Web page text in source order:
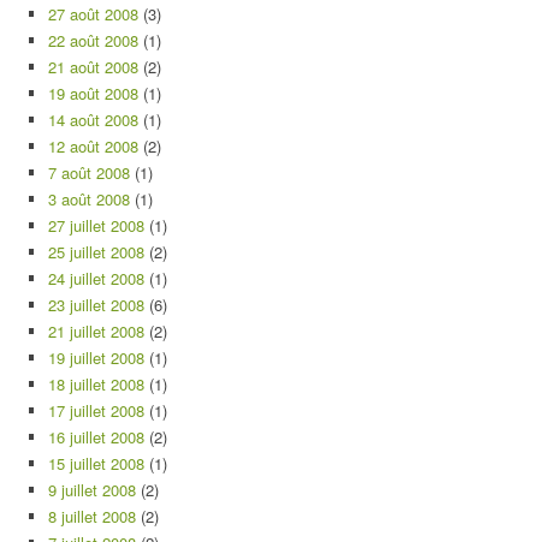
27 août 2008 (3)
22 août 2008 (1)
21 août 2008 (2)
19 août 2008 (1)
14 août 2008 (1)
12 août 2008 (2)
7 août 2008 (1)
3 août 2008 (1)
27 juillet 2008 (1)
25 juillet 2008 (2)
24 juillet 2008 (1)
23 juillet 2008 (6)
21 juillet 2008 (2)
19 juillet 2008 (1)
18 juillet 2008 (1)
17 juillet 2008 (1)
16 juillet 2008 (2)
15 juillet 2008 (1)
9 juillet 2008 (2)
8 juillet 2008 (2)